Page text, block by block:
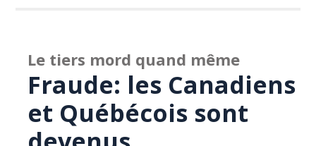
Le tiers mord quand même
Fraude: les Canadiens
et Québécois sont